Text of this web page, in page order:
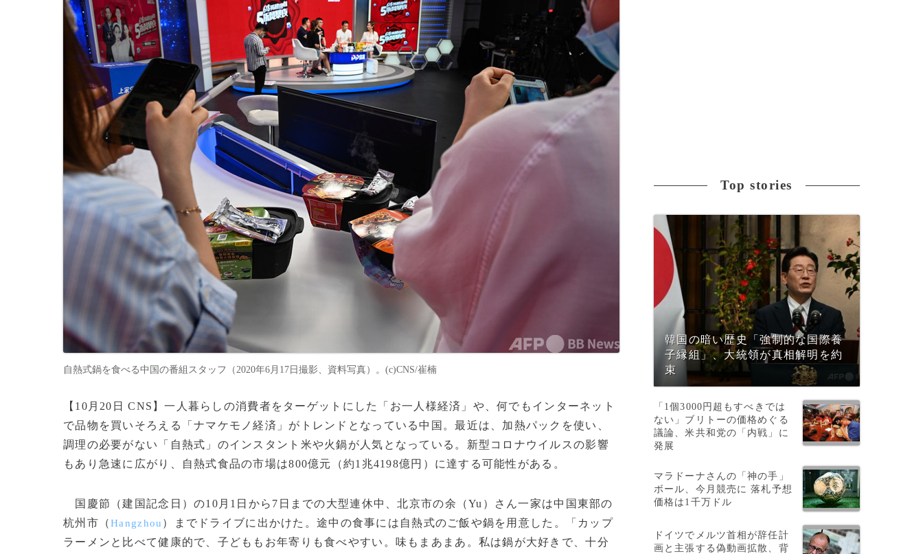
自熱式鍋を食べる中国の番組スタッフ（2020年6月17日撮影、資料写真）。(c)CNS/崔楠
【10月20日 CNS】一人暮らしの消費者をターゲットにした「お一人様経済」や、何でもインターネット
で品物を買いそろえる「ナマケモノ経済」がトレンドとなっている中国。最近は、加熱パックを使い、
調理の必要がない「自熱式」のインスタント米や火鍋が人気となっている。新型コロナウイルスの影響
もあり急速に広がり、自熱式食品の市場は800億元（約1兆4198億円）に達する可能性がある。
国慶節（建国記念日）の10月1日から7日までの大型連休中、北京市の余（Yu）さん一家は中国東部の
杭州市（Hangzhou ）までドライブに出かけた。途中の食事には自熱式のご飯や鍋を用意した。「カップ
ラーメンと比べて健康的で、子どももお年寄りも食べやすい。味もまあまあ。私は鍋が大好きで、十分
Top stories
韓国の暗い歴史「強制的な国際養
子縁組」、大統領が真相解明を約
束
「1個3000円超もすべきでは
ない」ブリトーの価格めぐる
議論、米共和党の「内戦」に
発展
マラドーナさんの「神の手」
ボール、今月競売に 落札予想
価格は1千万ドル
ドイツでメルツ首相が辞任計
画と主張する偽動画拡散、背